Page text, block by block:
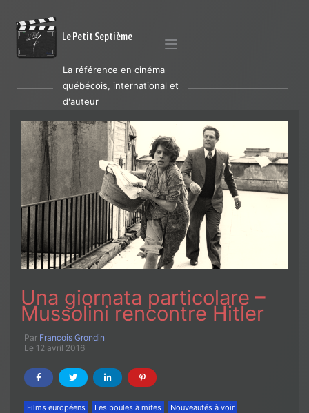
Le Petit Septième
La référence en cinéma
québécois, international et
d'auteur
Una giornata particolare –
Mussolini rencontre Hitler
Par Francois Grondin
Le 12 avril 2016
Films européens Les boules à mites Nouveautés à voir